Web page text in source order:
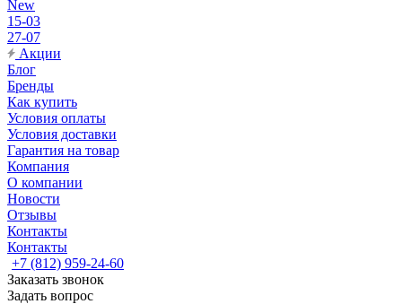
New
15-03
27-07
Акции
Блог
Бренды
Как купить
Условия оплаты
Условия доставки
Гарантия на товар
Компания
О компании
Новости
Отзывы
Контакты
Контакты
+7 (812) 959-24-60
Заказать звонок
Задать вопрос